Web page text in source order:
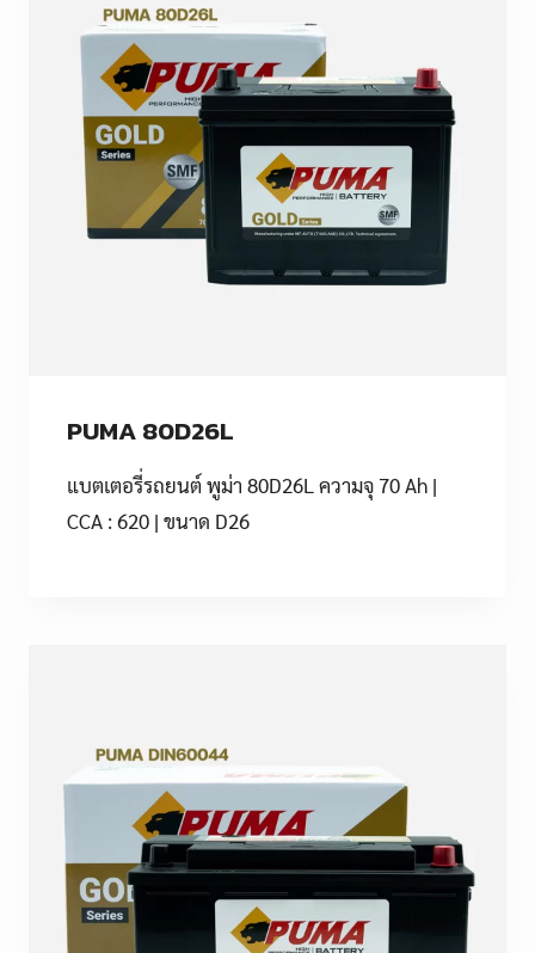
PUMA 80D26L
แบตเตอรี่รถยนต์ พูม่า 80D26L ความจุ 70 Ah |
CCA : 620 | ขนาด D26